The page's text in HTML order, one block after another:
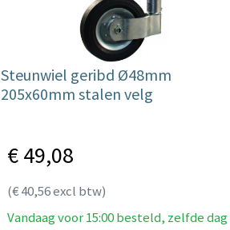
Steunwiel geribd Ø48mm
205x60mm stalen velg
€ 49,08
(€ 40,56 excl btw)
Vandaag voor 15:00 besteld, zelfde dag